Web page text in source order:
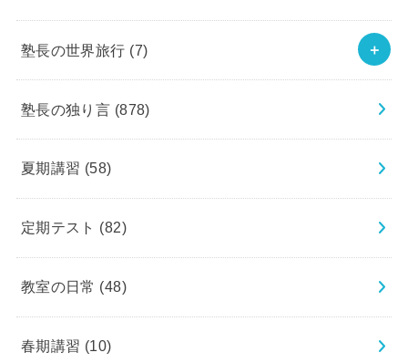
塾長の世界旅行 (7)
塾長の独り言 (878)
夏期講習 (58)
定期テスト (82)
教室の日常 (48)
春期講習 (10)